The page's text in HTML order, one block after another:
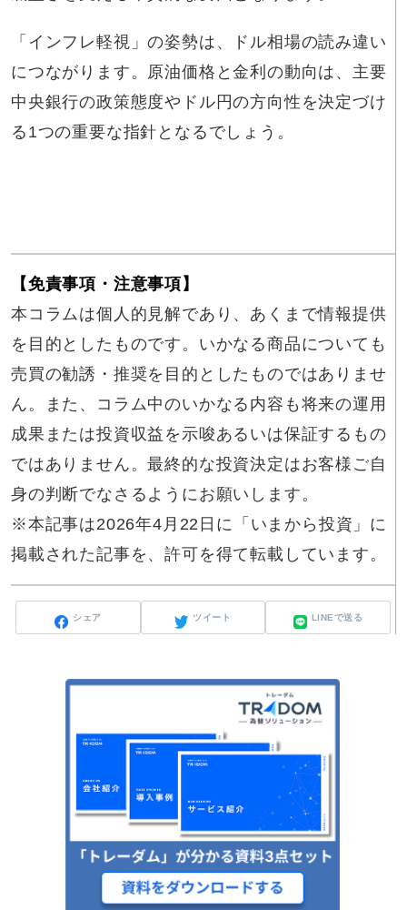
「インフレ軽視」の姿勢は、ドル相場の読み違い
につながります。原油価格と金利の動向は、主要
中央銀行の政策態度やドル円の方向性を決定づけ
る1つの重要な指針となるでしょう。
【免責事項・注意事項】
本コラムは個人的見解であり、あくまで情報提供
を目的としたものです。いかなる商品についても
売買の勧誘・推奨を目的としたものではありませ
ん。また、コラム中のいかなる内容も将来の運用
成果または投資収益を示唆あるいは保証するもの
ではありません。最終的な投資決定はお客様ご自
身の判断でなさるようにお願いします。
※本記事は2026年4月22日に「いまから投資」に
掲載された記事を、許可を得て転載しています。
シェア ツイート LINEで送る